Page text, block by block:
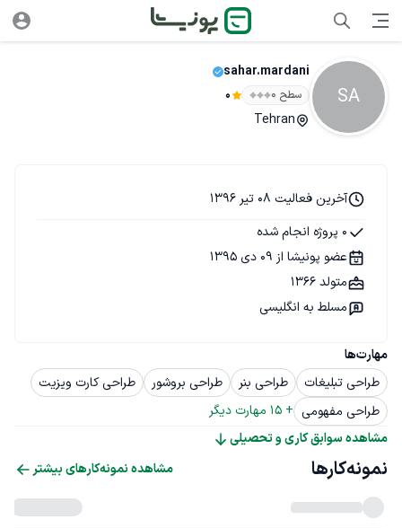
SA
sahar.mardani
سطح ۰ 0
Tehran
مهارت‌ها
طراحی تبلیغات
طراحی بنر طراحی بروشور
طراحی کارت ویزیت
طراحی مفهومی +
15 مهارت دیگر
مشاهده سوابق کاری و تحصیلی
آخرین فعالیت 08 تیر 1396
0 پروژه انجام شده
عضو پونیشا از 09 دی 1395
متولد 1366
مسلط به انگلیسی
نمونه‌کارها مشاهده نمونه‌کارهای بیشتر